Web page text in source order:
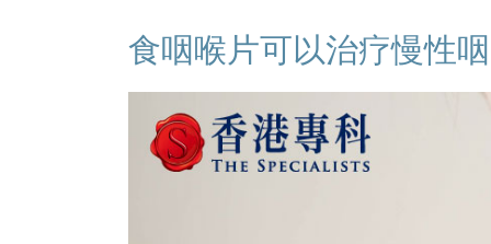
食咽喉片可以治疗慢性